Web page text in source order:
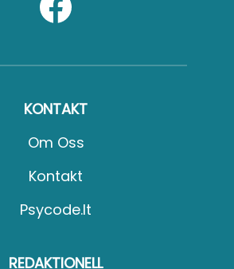
KONTAKT
Om Oss
Kontakt
Psycode.it
REDAKTIONELL